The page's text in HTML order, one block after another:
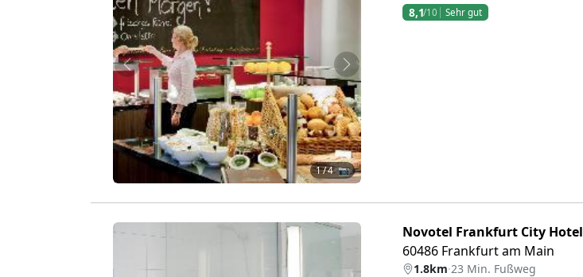
Zurück Weiter
1/ 4 📷
8,1/10 Sehr gut
Novotel Frankfurt City Hotel
60486 Frankfurt am Main
1.8km·23 Min. Fußweg